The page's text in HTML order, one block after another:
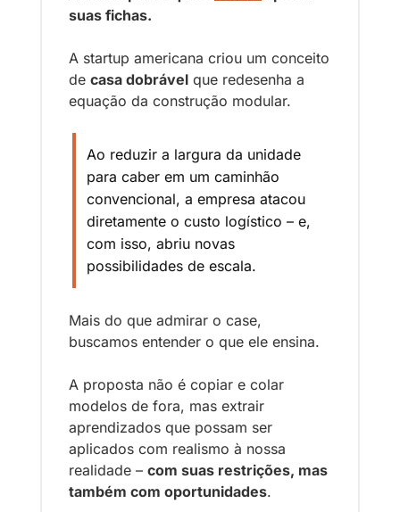
suas fichas.
A startup americana criou um conceito
de casa dobrável que redesenha a
equação da construção modular.
Ao reduzir a largura da unidade
para caber em um caminhão
convencional, a empresa atacou
diretamente o custo logístico – e,
com isso, abriu novas
possibilidades de escala.
Mais do que admirar o case,
buscamos entender o que ele ensina.
A proposta não é copiar e colar
modelos de fora, mas extrair
aprendizados que possam ser
aplicados com realismo à nossa
realidade – com suas restrições, mas
também com oportunidades.